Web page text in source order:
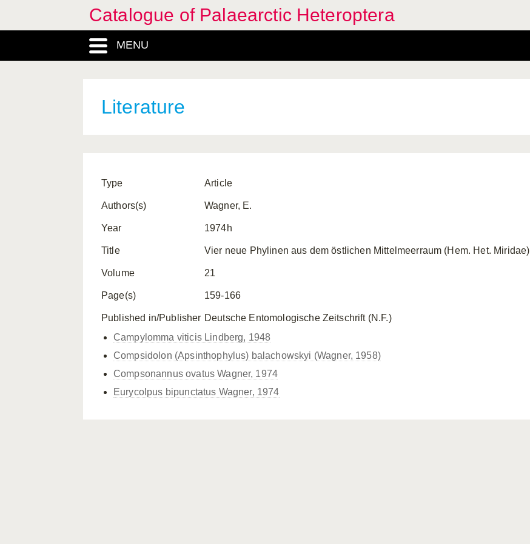
Catalogue of Palaearctic Heteroptera
MENU
Literature
Type Article
Authors(s) Wagner, E.
Year 1974h
Title Vier neue Phylinen aus dem östlichen Mittelmeerraum (Hem. Het. Miridae)
Volume 21
Page(s) 159-166
Published in/Publisher Deutsche Entomologische Zeitschrift (N.F.)
Campylomma viticis Lindberg, 1948
Compsidolon (Apsinthophylus) balachowskyi (Wagner, 1958)
Compsonannus ovatus Wagner, 1974
Eurycolpus bipunctatus Wagner, 1974